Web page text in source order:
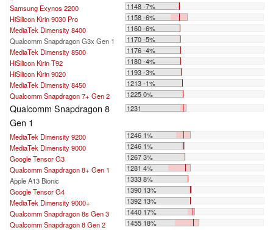
Samsung Exynos 2200
1148 -7%
HiSilicon Kirin 9030 Pro
1158 -6%
MediaTek Dimensity 8400
1160 -6%
Qualcomm Snapdragon G3x Gen 1
1170 -5%
MediaTek Dimensity 8500
1176 -4%
HiSilicon Kirin T92
1180 -4%
HiSilicon Kirin 9020
1193 -3%
MediaTek Dimensity 8450
1213 -1%
Qualcomm Snapdragon 7+ Gen 2
1225 0%
Qualcomm Snapdragon 8
Gen 1
1231
MediaTek Dimensity 9200
1246 1%
MediaTek Dimensity 9000
1246 1%
Google Tensor G3
1267 3%
Qualcomm Snapdragon 8+ Gen 1
1281 4%
Apple A13 Bionic
1333 8%
Google Tensor G4
1390 13%
MediaTek Dimensity 9000+
1392 13%
Qualcomm Snapdragon 8s Gen 3
1440 17%
Qualcomm Snapdragon 8 Gen 2
1455 18%